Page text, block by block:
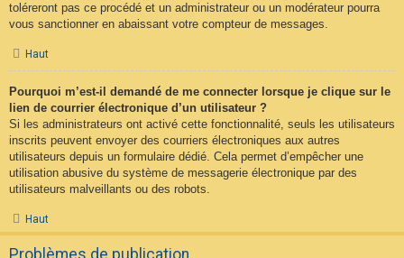
toléreront pas ce procédé et un administrateur ou un modérateur pourra
vous sanctionner en abaissant votre compteur de messages.
Haut
Pourquoi m’est-il demandé de me connecter lorsque je clique sur le
lien de courrier électronique d’un utilisateur ?
Si les administrateurs ont activé cette fonctionnalité, seuls les utilisateurs
inscrits peuvent envoyer des courriers électroniques aux autres
utilisateurs depuis un formulaire dédié. Cela permet d’empêcher une
utilisation abusive du système de messagerie électronique par des
utilisateurs malveillants ou des robots.
Haut
Problèmes de publication